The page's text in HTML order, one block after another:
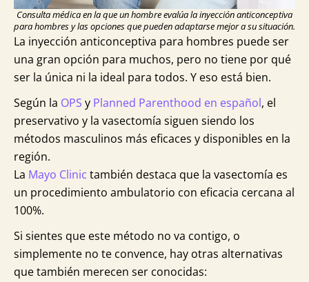
Consulta médica en la que un hombre evalúa la inyección anticonceptiva
para hombres y las opciones que pueden adaptarse mejor a su situación.
La inyección anticonceptiva para hombres puede ser
una gran opción para muchos, pero no tiene por qué
ser la única ni la ideal para todos. Y eso está bien.
Según la OPS y Planned Parenthood en español, el
preservativo y la vasectomía siguen siendo los
métodos masculinos más eficaces y disponibles en la
región.
La Mayo Clinic también destaca que la vasectomía es
un procedimiento ambulatorio con eficacia cercana al
100%.
Si sientes que este método no va contigo, o
simplemente no te convence, hay otras alternativas
que también merecen ser conocidas: